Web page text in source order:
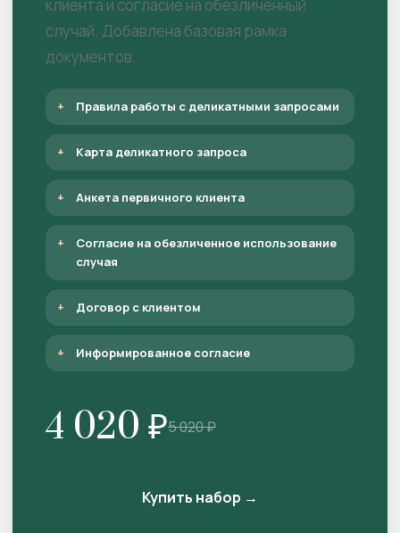
клиента и согласие на обезличенный
случай. Добавлена базовая рамка
документов.
Правила работы с деликатными запросами
Карта деликатного запроса
Анкета первичного клиента
Согласие на обезличенное использование
случая
Договор с клиентом
Информированное согласие
4 020 ₽5 020 ₽
Купить набор →